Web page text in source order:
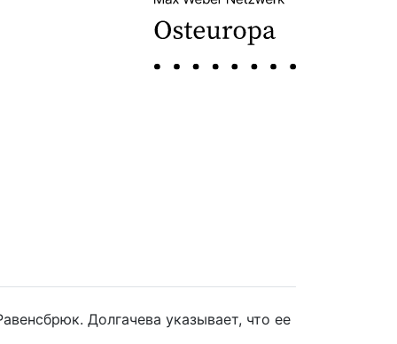
Долгачева указывает, что ее